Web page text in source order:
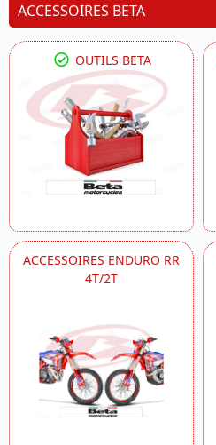
ACCESSOIRES BETA
OUTILS BETA
ACCESSOIRES ENDURO RR
4T/2T